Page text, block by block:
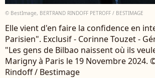
© BestImage, BERTRAND RINDOFF PETROFF / BESTIMAGE
Elle vient d'en faire la confidence en
Parisien". Exclusif - Corinne Touzet -
"Les gens de Bilbao naissent où ils
Marigny à Paris le 19 Novembre 2024.
Rindoff / Bestimage